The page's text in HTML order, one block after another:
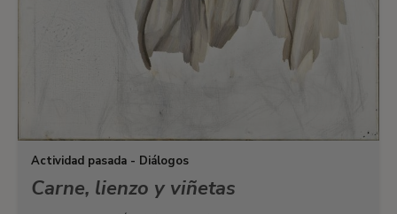
Actividad pasada - Diálogos
Carne, lienzo y viñetas